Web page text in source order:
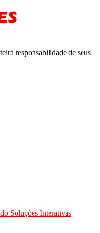
responsabilidade de seus
Soluções Interativas